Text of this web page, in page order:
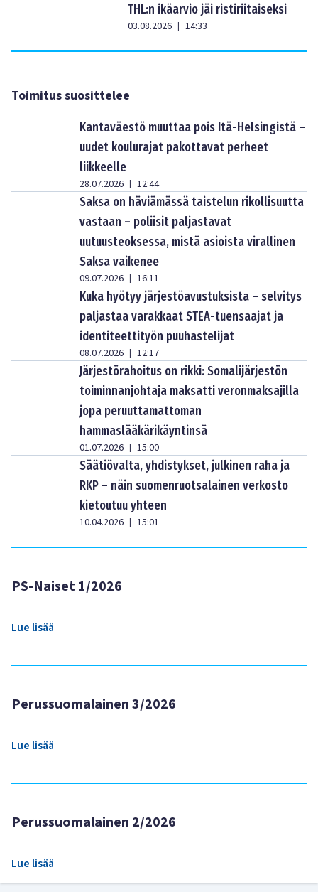
THL:n ikäarvio jäi ristiriitaiseksi
03.08.2026 | 14:33
Toimitus suosittelee
Kantaväestö muuttaa pois Itä-Helsingistä –
uudet koulurajat pakottavat perheet
liikkeelle
28.07.2026 | 12:44
Saksa on häviämässä taistelun rikollisuutta
vastaan – poliisit paljastavat
uutuusteoksessa, mistä asioista virallinen
Saksa vaikenee
09.07.2026 | 16:11
Kuka hyötyy järjestöavustuksista – selvitys
paljastaa varakkaat STEA-tuensaajat ja
identiteettityön puuhastelijat
08.07.2026 | 12:17
Järjestörahoitus on rikki: Somalijärjestön
toiminnanjohtaja maksatti veronmaksajilla
jopa peruuttamattoman
hammaslääkärikäyntinsä
01.07.2026 | 15:00
Säätiövalta, yhdistykset, julkinen raha ja
RKP – näin suomenruotsalainen verkosto
kietoutuu yhteen
10.04.2026 | 15:01
PS-Naiset 1/2026
Lue lisää
Perussuomalainen 3/2026
Lue lisää
Perussuomalainen 2/2026
Lue lisää